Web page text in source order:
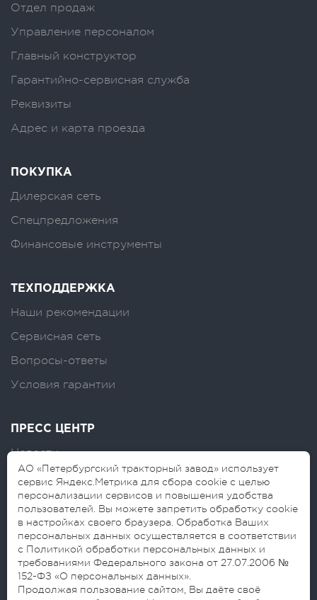
Отдел продаж
Управление персоналом
Главный конструктор
Гарантийно-сервисная служба
Реквизиты
Адрес и карта проезда
ПОКУПКА
Дилерская сеть
Спецпредложения
Финансовые инструменты
ТЕХПОДДЕРЖКА
Наши рекомендации
Сервисная сеть
Вопросы-ответы
Условия гарантии
ПРЕСС ЦЕНТР
Новости
Логотипы
Блог
АО «Петербургский тракторный завод» использует
сервис Яндекс.Метрика для сбора cookie с целью
персонализации сервисов и повышения удобства
пользователей. Вы можете запретить обработку cookie
в настройках своего браузера. Обработка Ваших
персональных данных осуществляется в соответствии
с Политикой обработки персональных данных и
требованиями Федерального закона от 27.07.2006 №
152-ФЗ «О персональных данных».
Продолжая пользование сайтом, Вы даёте своё